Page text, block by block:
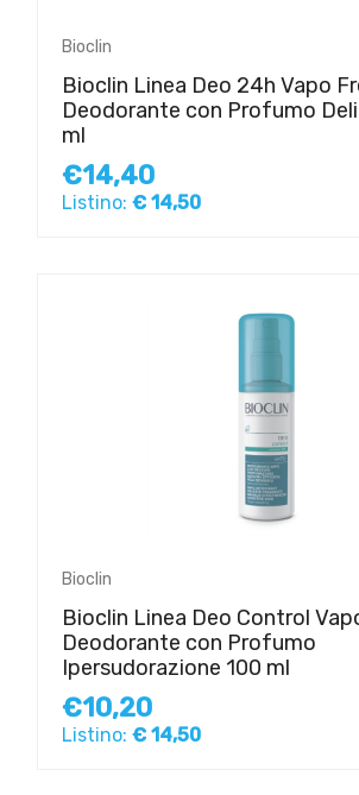
Bioclin
Bioclin Linea Deo 24h Vapo
Deodorante con Profumo
ml
€14,40
Listino: € 14,50
Bioclin
Bioclin Linea Deo Control
Deodorante con Profumo
Ipersudorazione 100 ml
€10,20
Listino: € 14,50